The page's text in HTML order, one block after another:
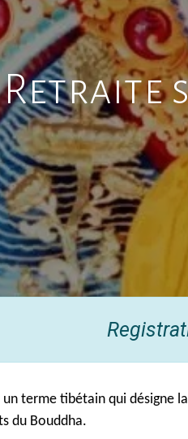
Retraite
un terme tibétain qui désigne
du Bouddha.